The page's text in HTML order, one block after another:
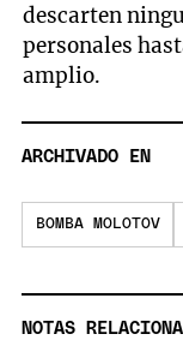
descarten
personales
amplio.
ARCHIVADO EN
BOMBA MOLOTOV
NOTAS